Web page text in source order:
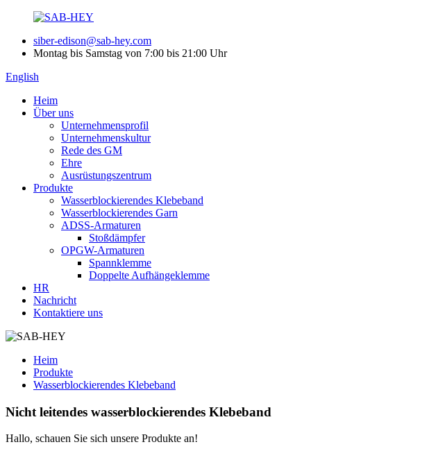
siber-edison@sab-hey.com
Montag bis Samstag von 7:00 bis 21:00 Uhr
English
Heim
Über uns
Unternehmensprofil
Unternehmenskultur
Rede des GM
Ehre
Ausrüstungszentrum
Produkte
Wasserblockierendes Klebeband
Wasserblockierendes Garn
ADSS-Armaturen
Stoßdämpfer
OPGW-Armaturen
Spannklemme
Doppelte Aufhängeklemme
HR
Nachricht
Kontaktiere uns
Heim
Produkte
Wasserblockierendes Klebeband
Nicht leitendes wasserblockierendes Klebeband
Hallo, schauen Sie sich unsere Produkte an!